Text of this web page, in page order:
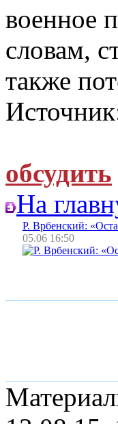
военное
словам,
также
обсудить
На
Р. Врбенский:
05.06 16:50